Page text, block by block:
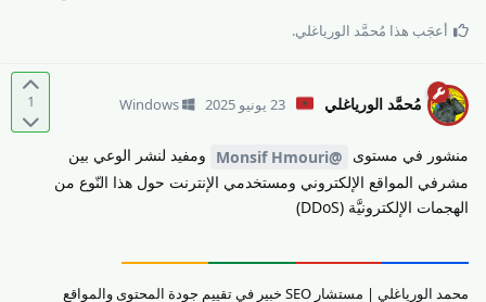
أعجَب هذا مُحمَّد الورياغلي.
1 مُحمَّد الورياغلي 23 يونيو 2025 Windows
منشور في مستوى @Monsif Hmouri
ومفيد لنشر الوعي بين
مشرفي المواقع الإلكتروني ومستخدمي الإنترنت حول هذا النّوع من
الهجمات الإلكترونيَّة (DDoS)
محمد الورياغلي | مستشار SEO خبير في تقييم جودة المحتوى والمواقع